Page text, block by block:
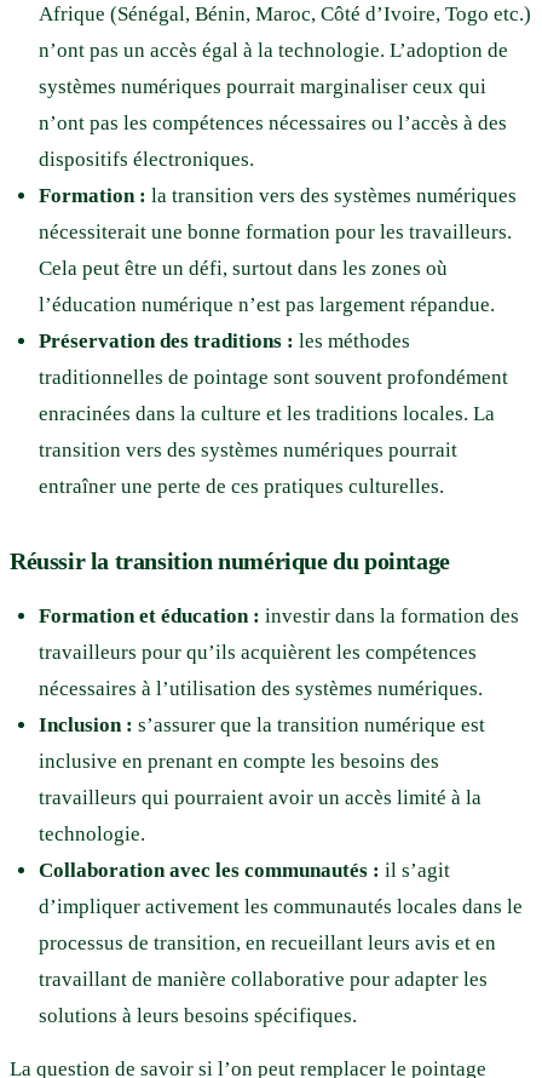
Afrique (Sénégal, Bénin, Maroc, Côté d’Ivoire, Togo etc.)
n’ont pas un accès égal à la technologie. L’adoption de
systèmes numériques pourrait marginaliser ceux qui
n’ont pas les compétences nécessaires ou l’accès à des
dispositifs électroniques.
Formation : la transition vers des systèmes numériques
nécessiterait une bonne formation pour les travailleurs.
Cela peut être un défi, surtout dans les zones où
l’éducation numérique n’est pas largement répandue.
Préservation des traditions : les méthodes
traditionnelles de pointage sont souvent profondément
enracinées dans la culture et les traditions locales. La
transition vers des systèmes numériques pourrait
entraîner une perte de ces pratiques culturelles.
Réussir la transition numérique du pointage
Formation et éducation : investir dans la formation des
travailleurs pour qu’ils acquièrent les compétences
nécessaires à l’utilisation des systèmes numériques.
Inclusion : s’assurer que la transition numérique est
inclusive en prenant en compte les besoins des
travailleurs qui pourraient avoir un accès limité à la
technologie.
Collaboration avec les communautés : il s’agit
d’impliquer activement les communautés locales dans le
processus de transition, en recueillant leurs avis et en
travaillant de manière collaborative pour adapter les
solutions à leurs besoins spécifiques.
La question de savoir si l’on peut remplacer le pointage